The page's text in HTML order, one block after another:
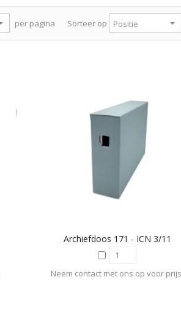
Sorteer op
per pagina
Archiefdoos 171 - ICN 3/11
Neem contact met ons op voor